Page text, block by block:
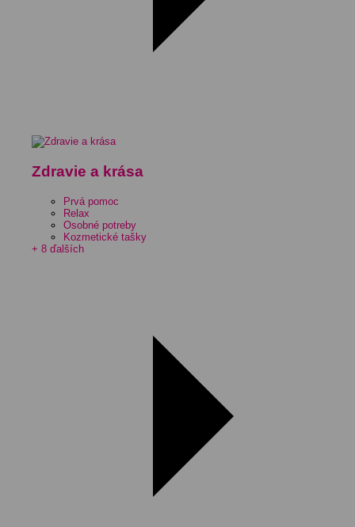
Zdravie a krása
Prvá pomoc
Relax
Osobné potreby
Kozmetické tašky
+ 8 ďalších